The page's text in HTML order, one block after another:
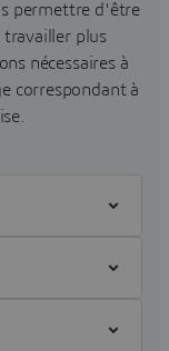
permettre d'être
travailler plus
nécessaires à
correspondant à